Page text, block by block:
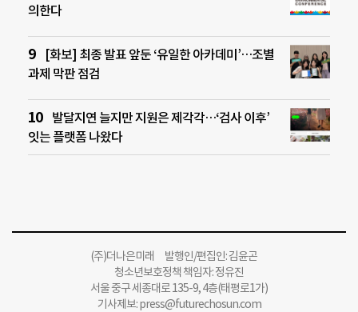
의한다
[화보] 최종 발표 앞둔 ‘유일한 아카데미’…조별
과제 막판 점검
발달지연 늘지만 지원은 제각각…‘검사 이후’
잇는 플랫폼 나왔다
(주)더나은미래 발행인/편집인: 김윤곤
청소년보호정책 책임자: 정유진
서울 중구 세종대로 135-9, 4층(태평로1가)
기사제보:press@futurechosun.com